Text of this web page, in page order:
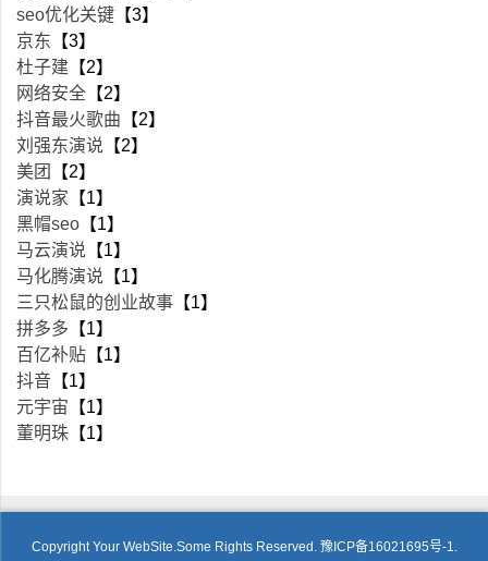
seo优化关键 【3】
京东 【3】
杜子建 【2】
网络安全 【2】
抖音最火歌曲 【2】
刘强东演说 【2】
美团
【2】
演说家 【1】
黑帽seo 【1】
马云演说 【1】
马化腾演说 【1】
三只松鼠的创业故事 【1】
拼多多 【1】
百亿补贴 【1】
抖音 【1】
元宇宙 【1】
董明珠 【1】
Copyright Your WebSite.Some Rights Reserved. 豫ICP备16021695号-1.